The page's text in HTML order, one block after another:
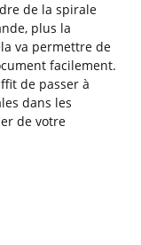
de la spirale
plus la
va permettre de
facilement.
de passer à
dans les
de votre